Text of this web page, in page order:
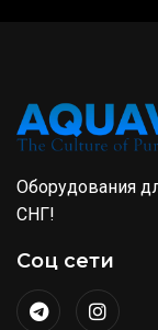
Оборудования
СНГ!
Соц сети